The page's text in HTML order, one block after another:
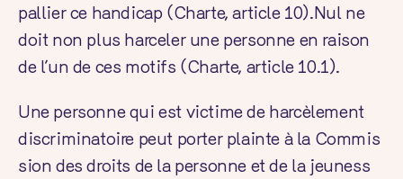
pallier ce handicap (Charte, article 10).Nul ne
doit non plus harceler une personne en raison
de l’un de ces motifs (Charte, article 10.1).
Une personne qui est victime de harcèlement
discriminatoire peut porter plainte à la Commis
sion des droits de la personne et de la jeuness